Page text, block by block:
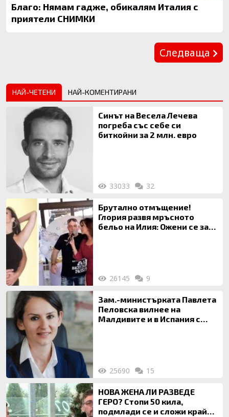
Благо: Нямам гадже, обикалям Италия с
приятели СНИМКИ
Следваща
НАЙ-ЧЕТЕНИ НАЙ-КОМЕНТИРАНИ
Синът на Весела Лечева
погреба със себе си
биткойни за 2 млн. евро
33033 32
Брутално отмъщение!
Глория развя мръсното
бельо на Илия: Ожени се за
26145 9
Зам.-министърката Павлета
Пеловска вилнее на
Малдивите и в Испания с
25690 15
НОВА ЖЕНА ЛИ РАЗВЕДЕ
ГЕРО? Стопи 50 кила,
подмлади се и сложи край